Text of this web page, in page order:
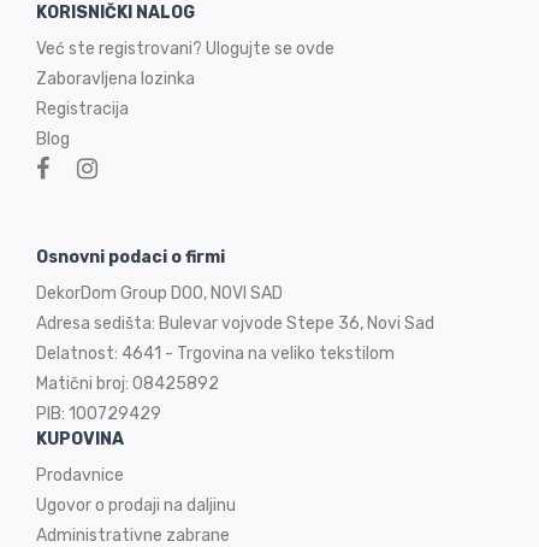
KORISNIČKI NALOG
Već ste registrovani? Ulogujte se ovde
Zaboravljena lozinka
Registracija
Blog
Osnovni podaci o firmi
DekorDom Group DOO, NOVI SAD
Adresa sedišta: Bulevar vojvode Stepe 36, Novi Sad
Delatnost: 4641 - Trgovina na veliko tekstilom
Matični broj: 08425892
PIB: 100729429
KUPOVINA
Prodavnice
Ugovor o prodaji na daljinu
Administrativne zabrane